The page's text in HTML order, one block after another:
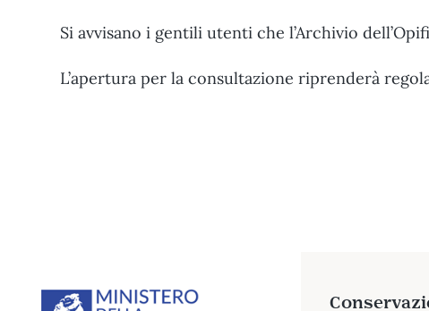
Si avvisano i gentili utenti che l’Archivio
L’apertura per la consultazione riprenderà